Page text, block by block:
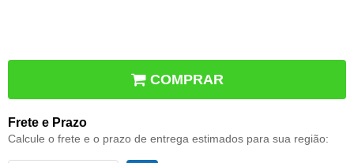
COMPRAR
Frete e Prazo
Calcule o frete e o prazo de entrega estimados para sua região: